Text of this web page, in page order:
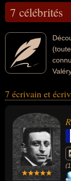
7 célébrités
personnalités
ou du théâtre. Ces
poète, philosophe,
En ce qui concerne
peuvent avoir été
7 écrivain et